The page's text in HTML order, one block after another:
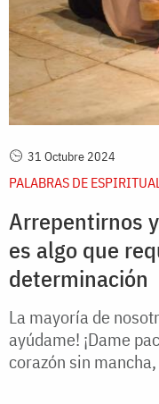
31 Octubre 2024
PALABRAS DE
Arrepentirnos
es algo que
determinación
La mayoría de
ayúdame! ¡Dame
corazón sin